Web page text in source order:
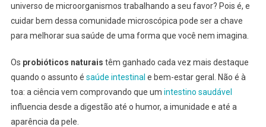
Intestinal
De
Forma
universo de microorganismos trabalhando a seu favor? Pois é, e
cuidar bem dessa comunidade microscópica pode ser a chave
para melhorar sua saúde de uma forma que você nem imagina.
Os probióticos naturais têm ganhado cada vez mais destaque
quando o assunto é saúde intestinal e bem-estar geral. Não é à
toa: a ciência vem comprovando que um intestino saudável
influencia desde a digestão até o humor, a imunidade e até a
aparência da pele.